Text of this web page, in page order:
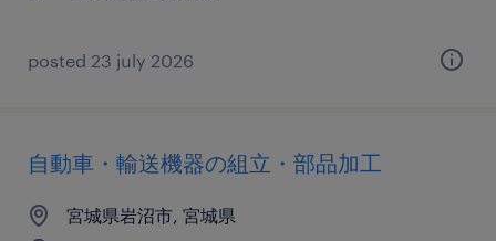
posted 23 july 2026
自動車・輸送機器の組立・部品加工
宮城県岩沼市, 宮城県